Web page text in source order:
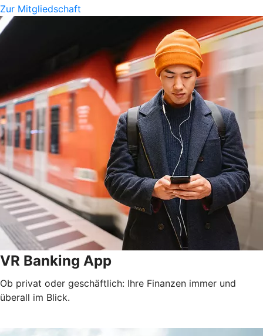
Zur Mitgliedschaft
VR Banking App
Ob privat oder geschäftlich: Ihre Finanzen immer und
überall im Blick.